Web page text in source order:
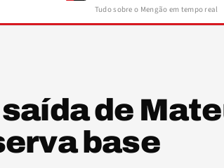
Tudo sobre o Mengão em tempo real
de
base